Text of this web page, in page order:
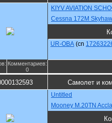
KIYV AVIATION
Cessna 172M
UR-OBA (cn
Комментариев:
0
Самолет и
Untitled
Mooney M.20TN